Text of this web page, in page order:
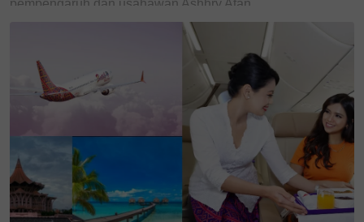
nostalgia kopitiam menerusi
warisan,...
Capati lembut dan rusuk
kambing empuk, resipi
warisan Ya...